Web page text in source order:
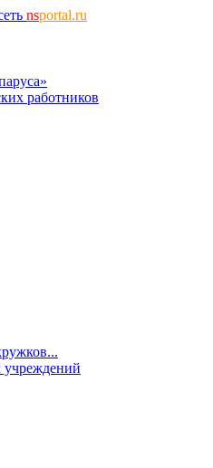
nsportal.ru
работников
учреждений